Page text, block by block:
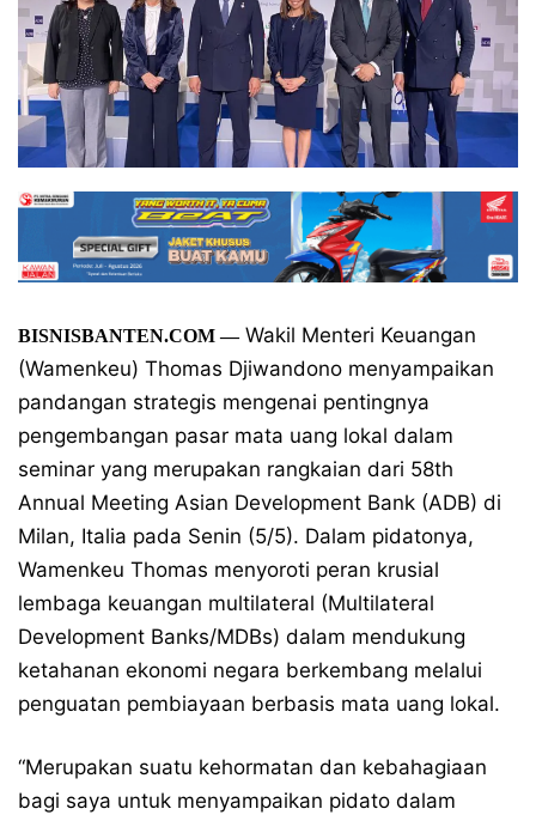
BISNISBANTEN.COM—Wakil Menteri Keuangan
(Wamenkeu) Thomas Djiwandono menyampaikan
pandangan strategis mengenai pentingnya
pengembangan pasar mata uang lokal dalam
seminar yang merupakan rangkaian dari 58th
Annual Meeting Asian Development Bank (ADB) di
Milan, Italia pada Senin (5/5). Dalam pidatonya,
Wamenkeu Thomas menyoroti peran krusial
lembaga keuangan multilateral (Multilateral
Development Banks/MDBs) dalam mendukung
ketahanan ekonomi negara berkembang melalui
penguatan pembiayaan berbasis mata uang lokal.
“Merupakan suatu kehormatan dan kebahagiaan
bagi saya untuk menyampaikan pidato dalam